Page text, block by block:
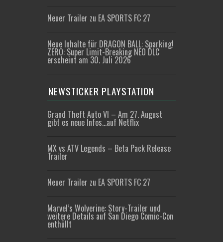
Neuer Trailer zu EA SPORTS FC 27
Neue Inhalte für DRAGON BALL: Sparking!
ZERO: Super Limit-Breaking NEO DLC
erscheint am 30. Juli 2026
NEWSTICKER PLAYSTATION
Grand Theft Auto VI – Am 27. August
gibt es neue Infos…auf Netflix
MX vs ATV Legends – Beta Pack Release
Trailer
Neuer Trailer zu EA SPORTS FC 27
Marvel’s Wolverine: Story-Trailer und
weitere Details auf San Diego Comic-Con
enthüllt